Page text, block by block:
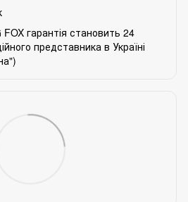
гарантія становить 24
представника в Україні